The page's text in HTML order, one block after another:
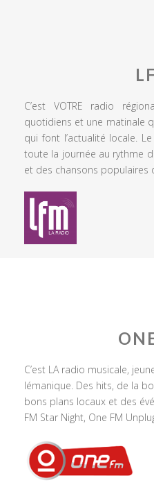
C’est VOTRE radio
quotidiens et une matinale
qui font l’actualité locale.
toute la journée au rythme
et des chansons populaires
C’est LA radio musicale,
lémanique. Des hits, de la
bons plans locaux et des
FM Star Night, One FM